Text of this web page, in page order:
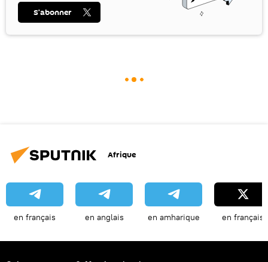
S’abonner
Afrique
en français en anglais en amharique en français